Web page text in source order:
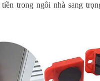
trong ngôi nhà sang